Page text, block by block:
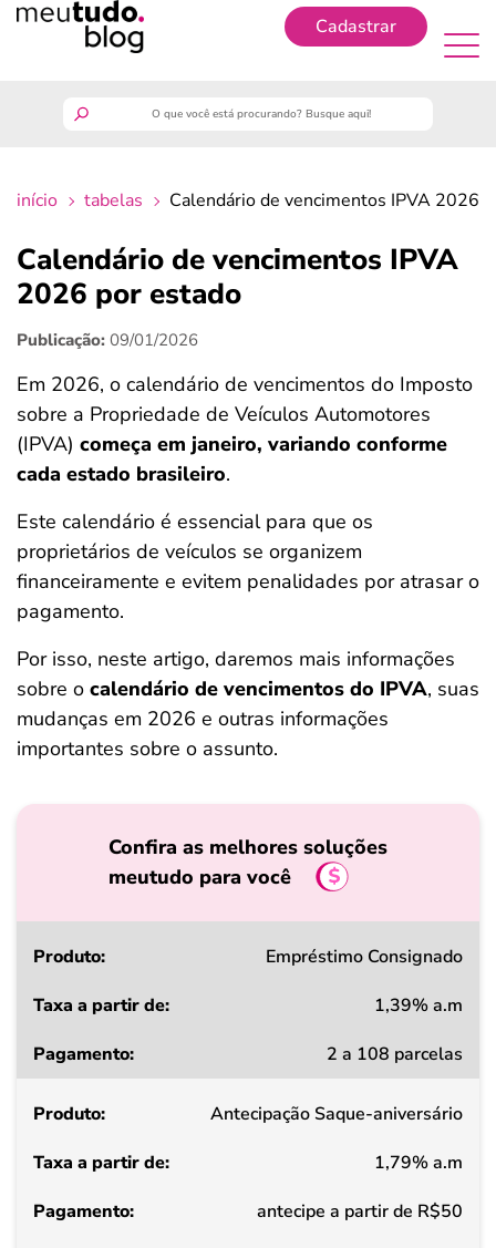
Cadastrar
finanças
benefícios
crédito fácil
últimas notícias
ferramentas
início tabelas Calendário de vencimentos IPVA 2026
Calendário de vencimentos IPVA
2026 por estado
Publicação: 09/01/2026
Em 2026, o calendário de vencimentos do Imposto
sobre a Propriedade de Veículos Automotores
(IPVA) começa em janeiro, variando conforme
cada estado brasileiro.
Este calendário é essencial para que os
proprietários de veículos se organizem
financeiramente e evitem penalidades por atrasar o
pagamento.
Por isso, neste artigo, daremos mais informações
sobre o calendário de vencimentos do IPVA, suas
mudanças em 2026 e outras informações
importantes sobre o assunto.
Confira as melhores soluções
meutudo para você
Produto
a
de
Pagamento
Empréstimo Consignado
1,39% a.m
2 a 108 parcelas
Antecipação Saque-aniversário
1,79% a.m
antecipe a partir de R$50